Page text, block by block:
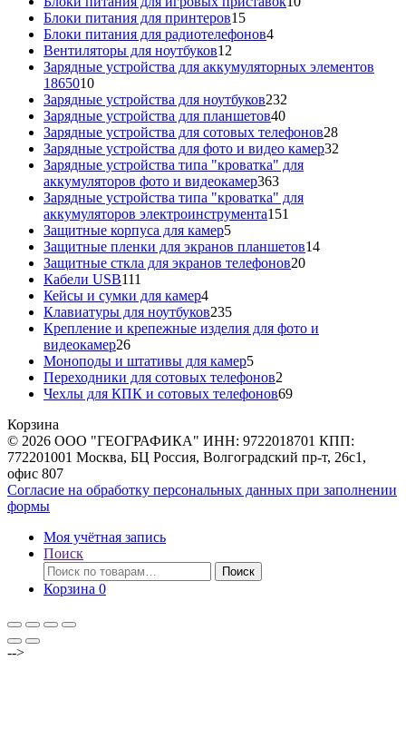
Блоки питания для принтеров1515
товаров
Блоки питания для радиотелефонов44
Вентиляторы для ноутбуков12
товаров
Зарядные устройства для аккумуляторных элементов
186501010
товаров
Зарядные устройства для ноутбуков232
Зарядные устройства для планшетов4040
товаров
Зарядные устройства для сотовых телефонов2828
товаров
Зарядные устройства для фото и видео камер32
Зарядные устройства типа "кроватка" для
аккумуляторов фото и видеокамер363363
товара
Зарядные устройства типа "кроватка" для
аккумуляторов электроинструмента151
Защитные корпуса для камер55
товаров
Защитные пленки для экранов планшетов1414
Защитные сткла для экранов телефонов2020
Кабели USB111
товаров
Кейсы и сумки для камер44
товара
Клавиатуры для ноутбуков235235
товаров
Крепление и крепежные изделия для фото и
видеокамер2626
товаров
Моноподы и штативы для камер55
товаров
Переходники для сотовых телефонов2
товара
Чехлы для КПК и сотовых телефонов6969
Корзина
© 2026 ООО "ГЕОГРАФИКА" ИНН: 9722018701 КПП:
772201001 Москва, БЦ Россия, Волгоградский пр-т, 26с1,
офис 807
Согласие на обработку персональных данных при заполнении
формы
Моя учётная запись
Поиск
Искать:
Поиск
Корзина 0
-->